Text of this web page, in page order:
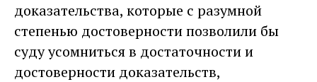
доказательства, которые с разумной
степенью достоверности позволили бы
суду усомниться в достаточности и
достоверности доказательств,